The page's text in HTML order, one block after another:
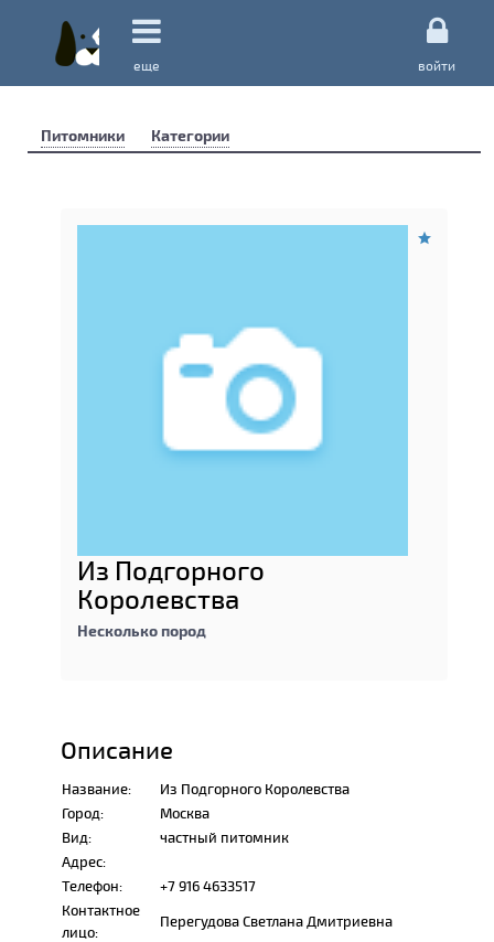
еще войти
Питомники Категории
Из Подгорного
Королевства
Несколько пород
Описание
Название:
Из Подгорного Королевства
Город:
Москва
Вид:
частный питомник
Адрес:
Телефон:
+7 916 4633517
Контактное
лицо:
Перегудова Светлана Дмитриевна